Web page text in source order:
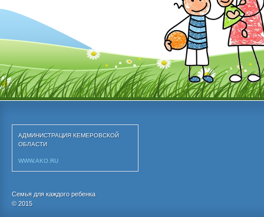
АДМИНИСТРАЦИЯ КЕМЕРОВСКОЙ
ОБЛАСТИ
WWW.AKO.RU
Семья для каждого ребенка
© 2015